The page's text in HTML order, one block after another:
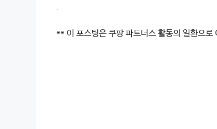
.
** 이 포스팅은 쿠팡 파트너스 활동의 일환으